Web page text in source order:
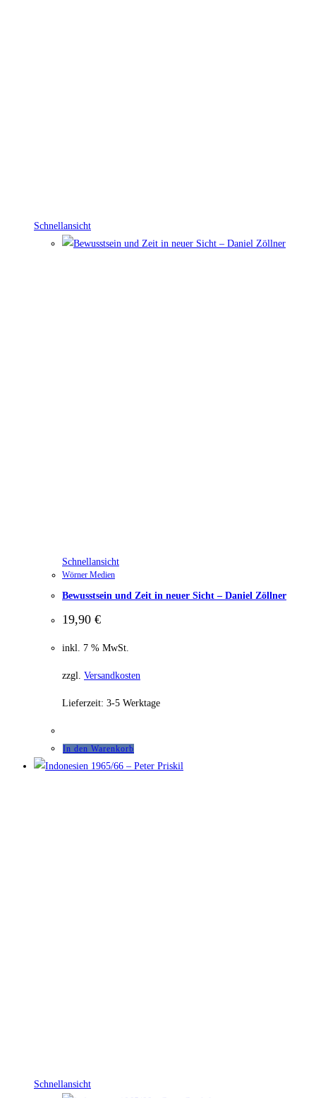
Schnellansicht
Schnellansicht
Wörner Medien
Bewusstsein und Zeit in neuer Sicht – Daniel Zöllner
19,90 €
inkl. 7 % MwSt.
zzgl. Versandkosten
Lieferzeit: 3-5 Werktage
In den Warenkorb
Schnellansicht